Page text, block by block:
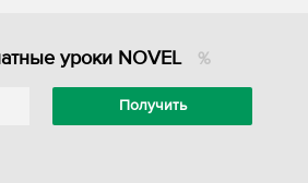
уроки NOVEL